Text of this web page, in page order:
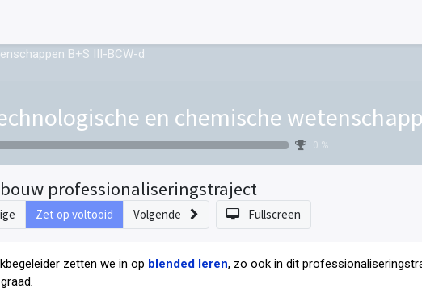
B+S III-BCW-d
en chemische
0 %
professionaliseringstraject
Zet op voltooid Volgende Fullscreen
zetten we in op blended leren, zo ook in dit